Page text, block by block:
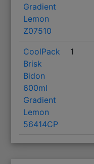
Gradient
Lemon
Z07510
CoolPack
Brisk
Bidon
600ml
Gradient
Lemon
56414CP
1